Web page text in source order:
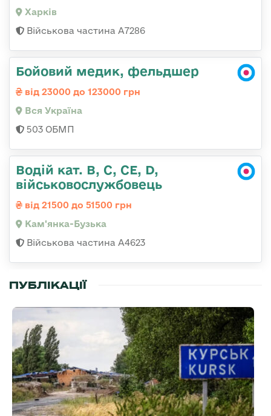
Харків
Військова частина А7286
Бойовий медик, фельдшер
від 23000 до 123000 грн
Вся Україна
503 ОБМП
Водій кат. B, C, СЕ, D,
військовослужбовець
від 21500 до 51500 грн
Кам'янка-Бузька
Військова частина А4623
ПУБЛІКАЦІЇ